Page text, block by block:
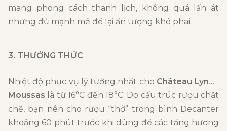
mang phong cách thanh lịch, không quá lấn át
nhưng đủ mạnh mẽ để lại ấn tượng khó phai.
3. THƯỞNG THỨC
Nhiệt độ phục vụ lý tưởng nhất cho Château Lynch
Moussas là từ 16°C đến 18°C. Do cấu trúc rượu chặt
chẽ, bạn nên cho rượu “thở” trong bình Decanter
khoảng 60 phút trước khi dùng để các tầng hương